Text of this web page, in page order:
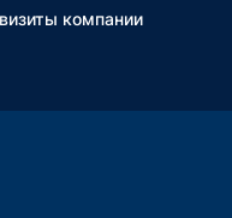
компании